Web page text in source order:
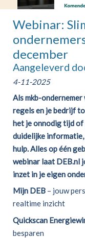
Webinar:
december
Aangeleverd
4-11-2025
Als mkb-
regels en je bedrijf
het je onnodig tijd of
duidelijke
hulp. Alles op één
webinar laat DEB.nl
inzet in je eigen
Mijn DEB – jouw
realtime inzicht
Quickscan
besparen